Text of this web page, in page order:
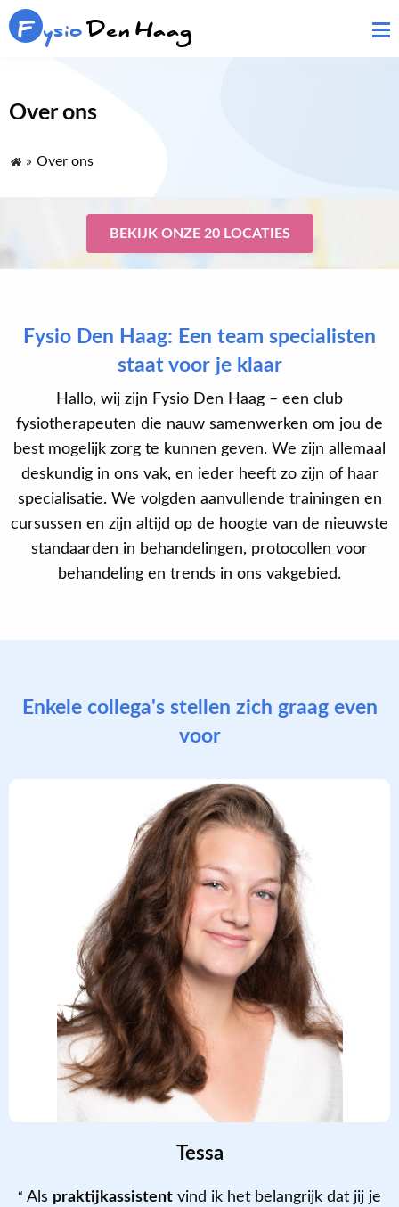
F ysioDen Haag
Over ons
» Over ons
BEKIJK ONZE 20 LOCATIES
Fysio Den Haag: Een team specialisten
staat voor je klaar
Hallo, wij zijn Fysio Den Haag – een club
fysiotherapeuten die nauw samenwerken om jou de
best mogelijk zorg te kunnen geven. We zijn allemaal
deskundig in ons vak, en ieder heeft zo zijn of haar
specialisatie. We volgden aanvullende trainingen en
cursussen en zijn altijd op de hoogte van de nieuwste
standaarden in behandelingen, protocollen voor
behandeling en trends in ons vakgebied.
Enkele collega's stellen zich graag even
voor
Tessa
Als praktijkassistent vind ik het belangrijk dat jij je